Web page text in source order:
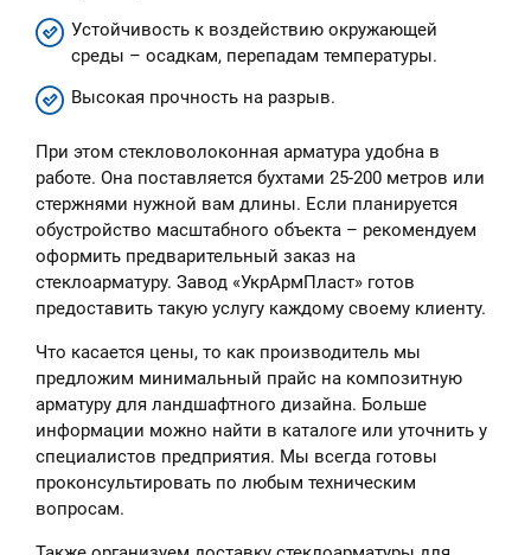
Устойчивость к воздействию окружающей
среды – осадкам, перепадам температуры.
Высокая прочность на разрыв.
При этом стекловолоконная арматура удобна в
работе. Она поставляется бухтами 25-200 метров или
стержнями нужной вам длины. Если планируется
обустройство масштабного объекта – рекомендуем
оформить предварительный заказ на
стеклоарматуру. Завод «УкрАрмПласт» готов
предоставить такую услугу каждому своему клиенту.
Что касается цены, то как производитель мы
предложим минимальный прайс на композитную
арматуру для ландшафтного дизайна. Больше
информации можно найти в каталоге или уточнить у
специалистов предприятия. Мы всегда готовы
проконсультировать по любым техническим
вопросам.